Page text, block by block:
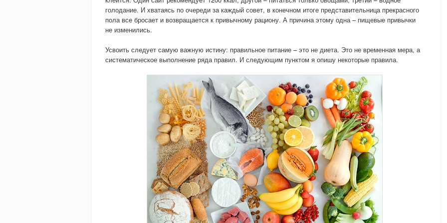
голодание. И хватаясь по очереди за каждый совет, в конечном итоге представительница прекрасного
пола все бросает и возвращается к привычному рациону. А причина этому одна – пищевые привычки
не изменились.
Усвоить следует самую важную истину: правильное питание – это не диета. Это не временная мера, а
систематическое выполнение ряда правил. И следующим пунктом я опишу некоторые правила.